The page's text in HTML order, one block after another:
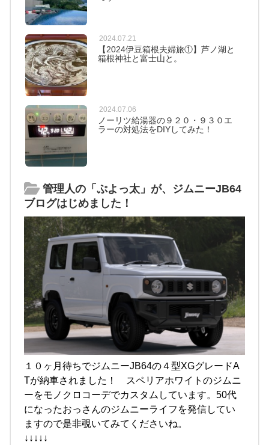
2024.07.21
【2024伊豆箱根夫婦旅①】芦ノ湖と
箱根神社と富士山と。
2024.07.06
ノーリツ給湯器の９２０・９３０エ
ラーの対処法をDIYしてみた！
管理人の「ぷよっ太」が、ジムニーJB64
ブログはじめました！
１０ヶ月待ちでジムニーJB64の４型XGグレードA
Tが納車されました！ スペリアホワイトのジムニ
ーをモノクロコーデでカスタムしています。50代
になったおっさんのジムニーライフを発信してい
ますので是非覗いてみてくださいね。
↓↓↓↓↓